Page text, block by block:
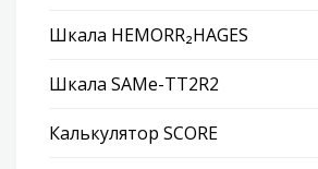
Шкала HEMORR₂HAGES
Шкала SAMe-TT2R2
Калькулятор SCORE